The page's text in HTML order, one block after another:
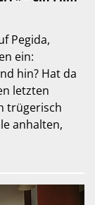
Pegida,
ein:
hin? Hat da
letzten
trügerisch
anhalten,